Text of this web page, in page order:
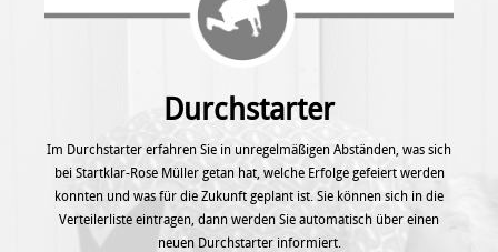
Durchstarter
Im Durchstarter erfahren Sie in unregel­mäßigen Abständen, was sich
bei Startklar-Rose Müller getan hat, welche Erfolge gefeiert werden
konnten und was für die Zukunft geplant ist. Sie können sich in die
Verteilerliste eintragen, dann werden Sie automatisch über einen
neuen Durchstarter informiert.